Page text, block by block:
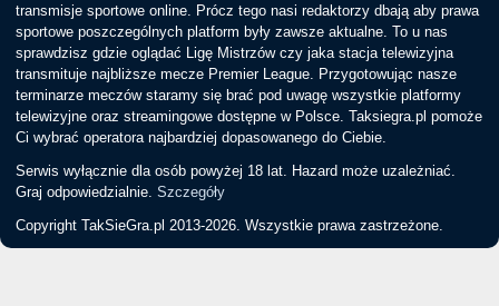
transmisje sportowe online. Prócz tego nasi redaktorzy dbają aby prawa
sportowe poszczególnych platform były zawsze aktualne. To u nas
sprawdzisz gdzie oglądać Ligę Mistrzów czy jaka stacja telewizyjna
transmituje najbliższe mecze Premier League. Przygotowując nasze
terminarze meczów staramy się brać pod uwagę wszystkie platformy
telewizyjne oraz streamingowe dostępne w Polsce. Taksiegra.pl pomoże
Ci wybrać operatora najbardziej dopasowanego do Ciebie.
Serwis wyłącznie dla osób powyżej 18 lat. Hazard może uzależniać.
Graj odpowiedzialnie.Szczegóły
Copyright TakSieGra.pl 2013-2026. Wszystkie prawa zastrzeżone.